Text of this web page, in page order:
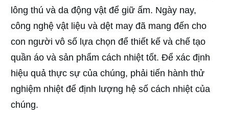
lông thú và da động vật để giữ ấm. Ngày nay,
công nghệ vật liệu và dệt may đã mang đến cho
con người vô số lựa chọn để thiết kế và chế tạo
quần áo và sản phẩm cách nhiệt tốt. Để xác định
hiệu quả thực sự của chúng, phải tiến hành thử
nghiệm nhiệt để định lượng hệ số cách nhiệt của
chúng.